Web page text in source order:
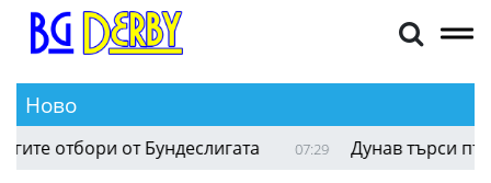
Ново
07:51 Президентът на Байерн с критики към другите